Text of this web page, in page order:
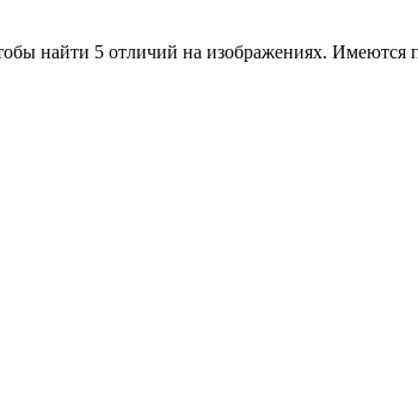
найти 5 отличий на изображениях. Имеются